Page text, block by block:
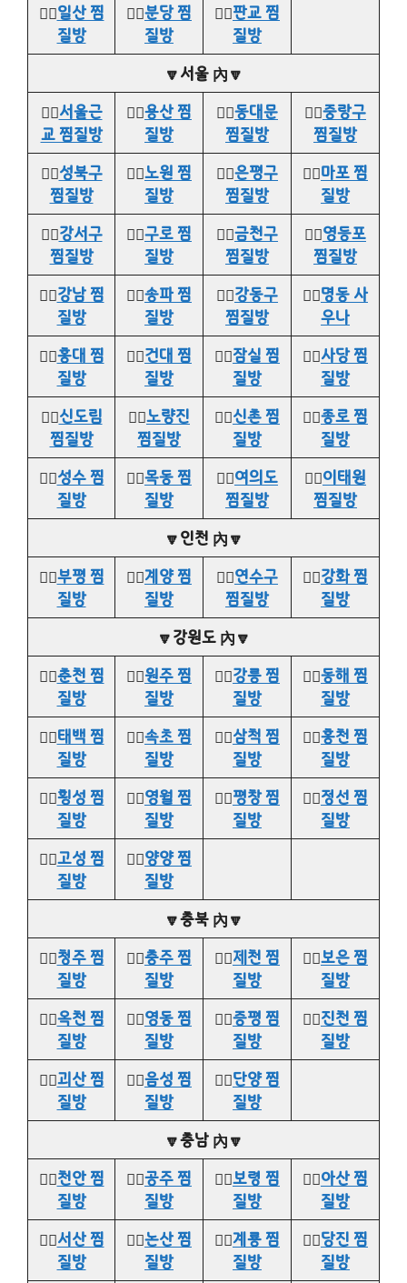
👉🏻일산 찜
질방
👉🏻분당 찜
질방
👉🏻판교 찜
질방
🔽서울 內🔽
👉🏻서울근
교 찜질방
👉🏻용산 찜
질방
👉🏻동대문
찜질방
👉🏻중랑구
찜질방
👉🏻성북구
찜질방
👉🏻노원 찜
질방
👉🏻은평구
찜질방
👉🏻마포 찜
질방
👉🏻강서구
찜질방
👉🏻구로 찜
질방
👉🏻금천구
찜질방
👉🏻영등포
찜질방
👉🏻강남 찜
질방
👉🏻송파 찜
질방
👉🏻강동구
찜질방
👉🏻명동 사
우나
👉🏻홍대 찜
질방
👉🏻건대 찜
질방
👉🏻잠실 찜
질방
👉🏻사당 찜
질방
👉🏻신도림
찜질방
👉🏻노량진
찜질방
👉🏻신촌 찜
질방
👉🏻종로 찜
질방
👉🏻성수 찜
질방
👉🏻목동 찜
질방
👉🏻여의도
찜질방
👉🏻이태원
찜질방
🔽인천 內🔽
👉🏻부평 찜
질방
👉🏻계양 찜
질방
👉🏻연수구
찜질방
👉🏻강화 찜
질방
🔽강원도 內🔽
👉🏻춘천 찜
질방
👉🏻원주 찜
질방
👉🏻강릉 찜
질방
👉🏻동해 찜
질방
👉🏻태백 찜
질방
👉🏻속초 찜
질방
👉🏻삼척 찜
질방
👉🏻홍천 찜
질방
👉🏻횡성 찜
질방
👉🏻영월 찜
질방
👉🏻평창 찜
질방
👉🏻정선 찜
질방
👉🏻고성 찜
질방
👉🏻양양 찜
질방
🔽충북 內🔽
👉🏻청주 찜
질방
👉🏻충주 찜
질방
👉🏻제천 찜
질방
👉🏻보은 찜
질방
👉🏻옥천 찜
질방
👉🏻영동 찜
질방
👉🏻증평 찜
질방
👉🏻진천 찜
질방
👉🏻괴산 찜
질방
👉🏻음성 찜
질방
👉🏻단양 찜
질방
🔽충남 內🔽
👉🏻천안 찜
질방
👉🏻공주 찜
질방
👉🏻보령 찜
질방
👉🏻아산 찜
질방
👉🏻서산 찜
질방
👉🏻논산 찜
질방
👉🏻계룡 찜
질방
👉🏻당진 찜
질방